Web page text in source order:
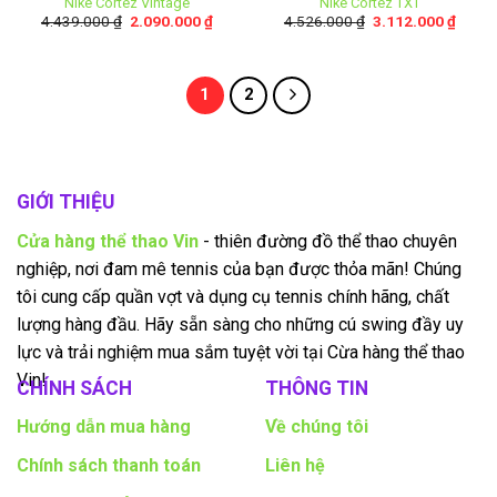
4.439.000₫ 2.090.000₫ 4.526.000₫ 3.112.000₫
1 2
GIỚI THIỆU
Cửa hàng thể thao Vin - thiên đường đồ thể thao chuyên
nghiệp, nơi đam mê tennis của bạn được thỏa mãn! Chúng
tôi cung cấp quần vợt và dụng cụ tennis chính hãng, chất
lượng hàng đầu. Hãy sẵn sàng cho những cú swing đầy uy
lực và trải nghiệm mua sắm tuyệt vời tại Cừa hàng thể thao
Vin!
CHÍNH SÁCH
Hướng dẫn mua hàng
Chính sách thanh toán
THÔNG TIN
Về chúng tôi
Liên hệ